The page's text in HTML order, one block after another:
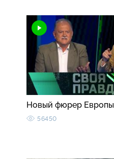
Новый фюрер Европы
56450